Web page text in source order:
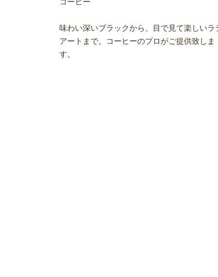
味わい深いブラックから、目で見て楽しいラ
アートまで。コーヒーのプロがご提供致しま
す。